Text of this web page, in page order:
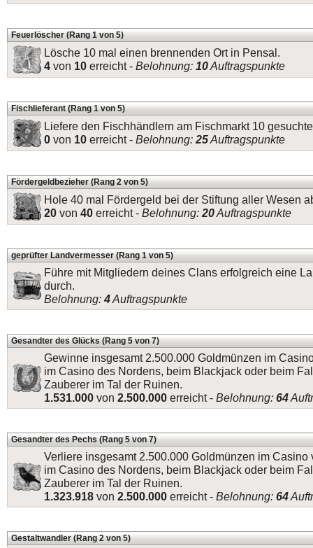
Feuerlöscher (Rang 1 von 5)
Lösche 10 mal einen brennenden Ort in Pensal.
4 von 10 erreicht - Belohnung: 10Auftragspunkte
Fischlieferant (Rang 1 von 5)
Liefere den Fischhändlern am Fischmarkt 10
0 von 10 erreicht - Belohnung: 25Auftragspunkte
Fördergeldbezieher (Rang 2 von 5)
Hole 40 mal Fördergeld bei der Stiftung aller Wesen
20 von 40 erreicht - Belohnung: 20Auftragspunkte
geprüfter Landvermesser (Rang 1 von 5)
Führe mit Mitgliedern deines Clans erfolgreich eine
durch.
Belohnung:4Auftragspunkte
Gesandter des Glücks (Rang 5 von 7)
Gewinne insgesamt 2.500.000 Goldmünzen im
im Casino des Nordens, beim Blackjack oder beim
Zauberer im Tal der Ruinen.
1.531.000 von 2.500.000 erreicht - Belohnung: 64
Gesandter des Pechs (Rang 5 von 7)
Verliere insgesamt 2.500.000 Goldmünzen im Casino
im Casino des Nordens, beim Blackjack oder beim
Zauberer im Tal der Ruinen.
1.323.918 von 2.500.000 erreicht - Belohnung: 64
Gestaltwandler (Rang 2 von 5)